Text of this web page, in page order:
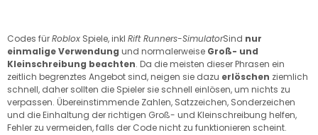
Codes fürRoblox Spiele, inkl Rift Runners-SimulatorSind nur
einmalige Verwendung und normalerweise Groß- und
Kleinschreibung beachten. Da die meisten dieser Phrasen ein
zeitlich begrenztes Angebot sind, neigen sie dazu erlöschen ziemlich
schnell, daher sollten die Spieler sie schnell einlösen, um nichts zu
verpassen. Übereinstimmende Zahlen, Satzzeichen, Sonderzeichen
und die Einhaltung der richtigen Groß- und Kleinschreibung helfen,
Fehler zu vermeiden, falls der Code nicht zu funktionieren scheint.